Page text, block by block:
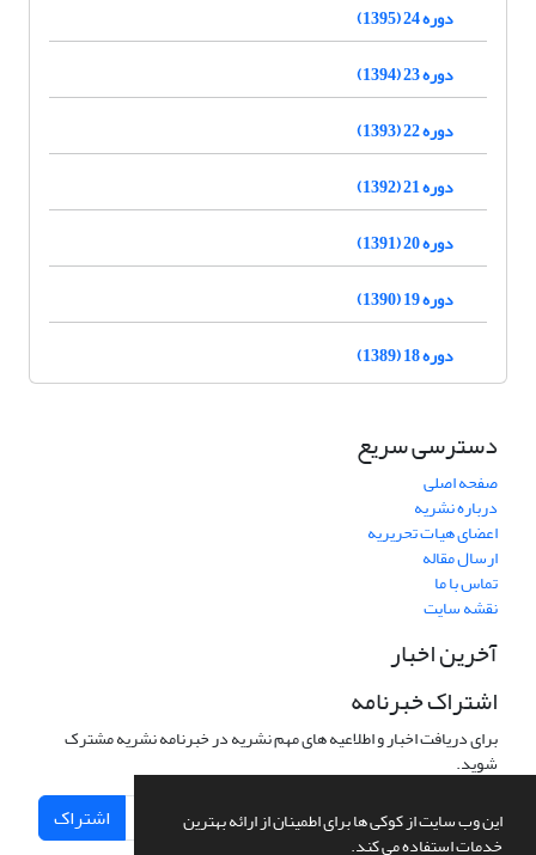
این وب سایت از کوکی ها برای اطمینان از ارائه بهترین
خدمات استفاده می کند.
دوره 24 (1395)
دوره 23 (1394)
دوره 22 (1393)
دوره 21 (1392)
دوره 20 (1391)
دوره 19 (1390)
دوره 18 (1389)
دسترسی سریع
صفحه اصلی
درباره نشریه
اعضای هیات تحریریه
ارسال مقاله
تماس با ما
نقشه سایت
آخرین اخبار
اشتراک خبرنامه
برای دریافت اخبار و اطلاعیه های مهم نشریه در خبرنامه نشریه مشترک
شوید.
اشتراک